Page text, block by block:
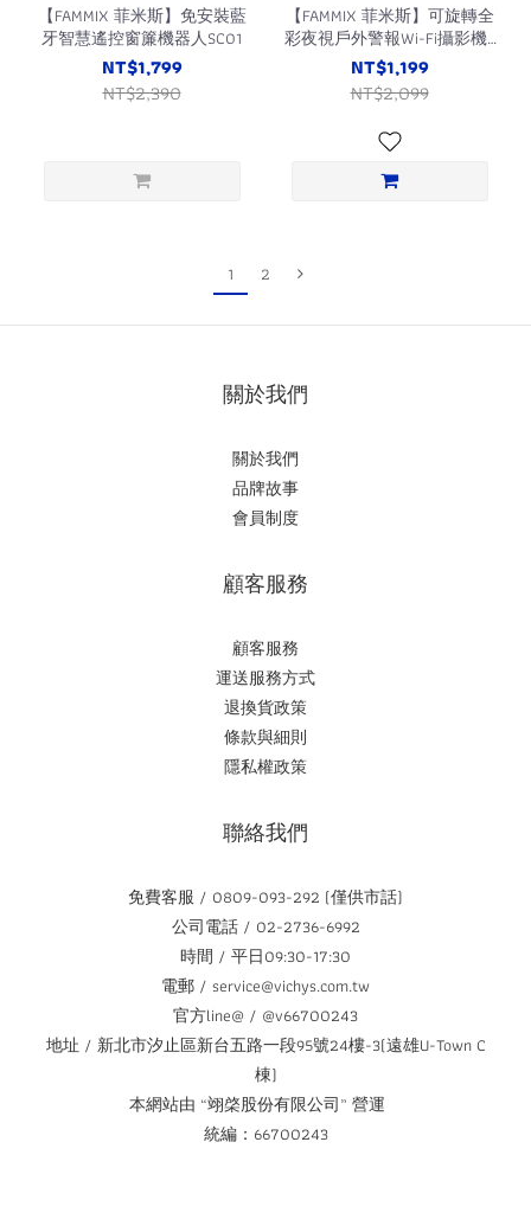
【FAMMIX 菲米斯】免安裝藍
牙智慧遙控窗簾機器人SC01
NT$1,799
NT$2,390
【FAMMIX 菲米斯】可旋轉全
彩夜視戶外警報Wi-Fi攝影機/
監視器D3
NT$1,199
NT$2,099
1 2
關於我們
關於我們
品牌故事
會員制度
顧客服務
顧客服務
運送服務方式
退換貨政策
條款與細則
隱私權政策
聯絡我們
免費客服 / 0809-093-292 (僅供市話)
公司電話 / 02-2736-6992
時間 / 平日09:30-17:30
電郵 / service@vichys.com.tw
官方line@ / @v66700243
地址 / 新北市汐止區新台五路一段95號24樓-3(遠雄U-Town C
棟)
本網站由 “翊棨股份有限公司” 營運
統編：66700243